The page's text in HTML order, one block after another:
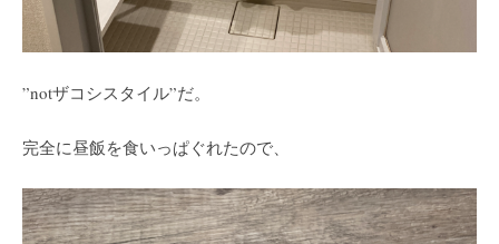
”notザコシスタイル”だ。
完全に昼飯を食いっぱぐれたので、